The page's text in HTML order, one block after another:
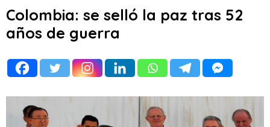
Colombia: se selló la paz tras 52
años de guerra